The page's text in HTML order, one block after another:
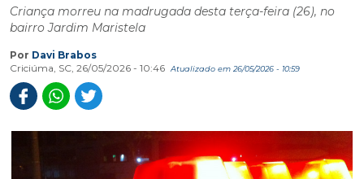
Criança morreu na madrugada desta terça-feira (26), no
bairro Jardim Maristela
Por Davi Brabos
Criciúma, SC, 26/05/2026 - 10:46
Atualizado em 26/05/2026 - 10:59